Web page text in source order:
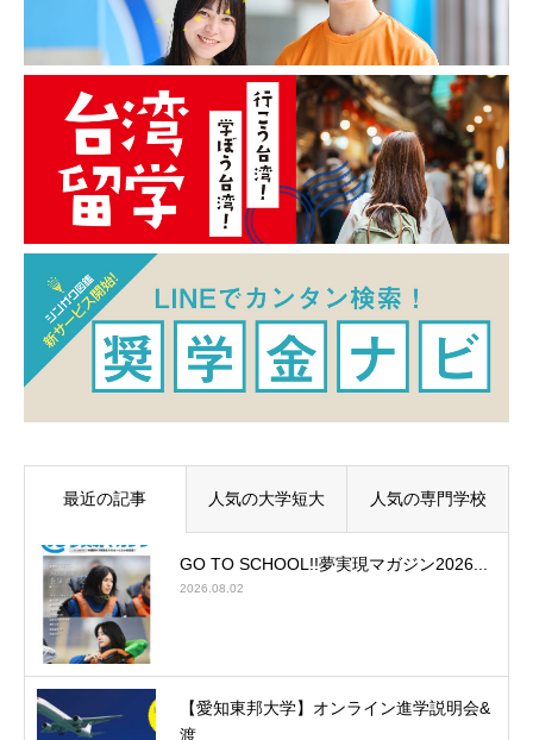
最近の記事 人気の大学短大 人気の専門学校
GO TO SCHOOL!!夢実現マガジン2026...
2026.08.02
【愛知東邦大学】オンライン進学説明会&
渡...